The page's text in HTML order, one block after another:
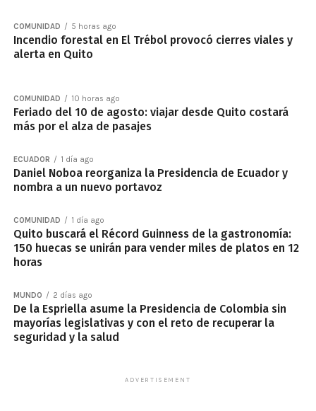
COMUNIDAD 5 horas ago
Incendio forestal en El Trébol provocó cierres viales y
alerta en Quito
COMUNIDAD 10 horas ago
Feriado del 10 de agosto: viajar desde Quito costará
más por el alza de pasajes
ECUADOR 1 día ago
Daniel Noboa reorganiza la Presidencia de Ecuador y
nombra a un nuevo portavoz
COMUNIDAD 1 día ago
Quito buscará el Récord Guinness de la gastronomía:
150 huecas se unirán para vender miles de platos en 12
horas
MUNDO 2 días ago
De la Espriella asume la Presidencia de Colombia sin
mayorías legislativas y con el reto de recuperar la
seguridad y la salud
ADVERTISEMENT